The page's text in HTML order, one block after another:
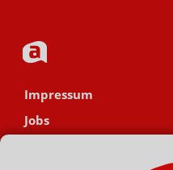
Impressum
Jobs